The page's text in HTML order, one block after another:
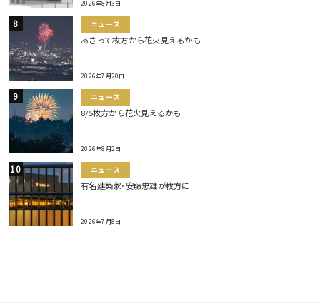
2026年8月3日
ニュース
あさって枚方から花火見えるかも
2026年7月20日
ニュース
8/5枚方から花火見えるかも
2026年8月2日
ニュース
有名建築家･安藤忠雄が枚方に
2026年7月8日